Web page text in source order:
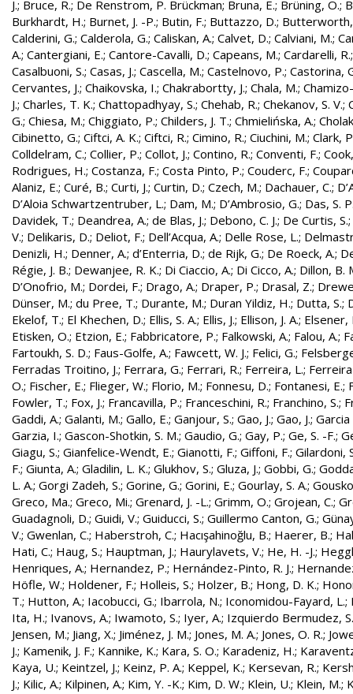
J.; Bruce, R.; De Renstrom, P. Brückman; Bruna, E.; Brüning, O.;
Burkhardt, H.; Burnet, J. -P.; Butin, F.; Buttazzo, D.;
Calderini, G.; Calderola, G.; Caliskan, A.; Calvet, D.; Calviani, M.;
A.; Cantergiani, E.; Cantore-Cavalli, D.; Capeans, M.; Cardarelli, R.
Casalbuoni, S.; Casas, J.; Cascella, M.; Castelnovo, P.; Castorina,
Cervantes, J.; Chaikovska, I.; Chakrabortty, J.; Chala, M.;
J.; Charles, T. K.; Chattopadhyay, S.; Chehab, R.; Chekanov, S. V.;
G.; Chiesa, M.; Chiggiato, P.; Childers, J. T.; Chmielińska, A.;
Cibinetto, G.; Ciftci, A. K.; Ciftci, R.; Cimino, R.; Ciuchini, M.; Clark,
Colldelram, C.; Collier, P.; Collot, J.; Contino, R.; Conventi, F.;
Rodrigues, H.; Costanza, F.; Costa Pinto, P.; Couderc, F.;
Alaniz, E.; Curé, B.; Curti, J.; Curtin, D.; Czech, M.; Dachauer, C.;
D’Aloia Schwartzentruber, L.; Dam, M.; D’Ambrosio, G.; Das, S.
Davidek, T.; Deandrea, A.; de Blas, J.; Debono, C. J.; De Curtis, S.;
V.; Delikaris, D.; Deliot, F.; Dell’Acqua, A.; Delle Rose, L.;
Denizli, H.; Denner, A.; d’Enterria, D.; de Rijk, G.; De Roeck, A.;
Régie, J. B.; Dewanjee, R. K.; Di Ciaccio, A.; Di Cicco, A.; Dillon, B.
D’Onofrio, M.; Dordei, F.; Drago, A.; Draper, P.; Drasal, Z.;
Dünser, M.; du Pree, T.; Durante, M.; Duran Yildiz, H.; Dutta, S.;
Ekelof, T.; El Khechen, D.; Ellis, S. A.; Ellis, J.; Ellison, J. A.; Elsener,
Etisken, O.; Etzion, E.; Fabbricatore, P.; Falkowski, A.; Falou, A.;
Fartoukh, S. D.; Faus-Golfe, A.; Fawcett, W. J.; Felici, G.;
Ferradas Troitino, J.; Ferrara, G.; Ferrari, R.; Ferreira, L.;
O.; Fischer, E.; Flieger, W.; Florio, M.; Fonnesu, D.; Fontanesi, E.;
Fowler, T.; Fox, J.; Francavilla, P.; Franceschini, R.; Franchino, S.;
Gaddi, A.; Galanti, M.; Gallo, E.; Ganjour, S.; Gao, J.; Gao, J.; Garcia
Garzia, I.; Gascon-Shotkin, S. M.; Gaudio, G.; Gay, P.; Ge, S. -F.;
Giagu, S.; Gianfelice-Wendt, E.; Gianotti, F.; Giffoni, F.; Gilardoni,
F.; Giunta, A.; Gladilin, L. K.; Glukhov, S.; Gluza, J.; Gobbi, G.;
L. A.; Gorgi Zadeh, S.; Gorine, G.; Gorini, E.; Gourlay, S. A.;
Greco, Ma.; Greco, Mi.; Grenard, J. -L.; Grimm, O.; Grojean, C.;
Guadagnoli, D.; Guidi, V.; Guiducci, S.; Guillermo Canton, G.;
V.; Gwenlan, C.; Haberstroh, C.; Hacışahinoğlu, B.; Haerer, B.;
Hati, C.; Haug, S.; Hauptman, J.; Haurylavets, V.; He, H. -J.;
Henriques, A.; Hernandez, P.; Hernández-Pinto, R. J.;
Höfle, W.; Holdener, F.; Holleis, S.; Holzer, B.; Hong, D. K.;
T.; Hutton, A.; Iacobucci, G.; Ibarrola, N.; Iconomidou-Fayard, L.;
Ita, H.; Ivanovs, A.; Iwamoto, S.; Iyer, A.; Izquierdo Bermudez, S.
Jensen, M.; Jiang, X.; Jiménez, J. M.; Jones, M. A.; Jones, O. R.;
J.; Kamenik, J. F.; Kannike, K.; Kara, S. O.; Karadeniz, H.;
Kaya, U.; Keintzel, J.; Keinz, P. A.; Keppel, K.; Kersevan, R.;
J.; Kilic, A.; Kilpinen, A.; Kim, Y. -K.; Kim, D. W.; Klein, U.; Klein, M.;